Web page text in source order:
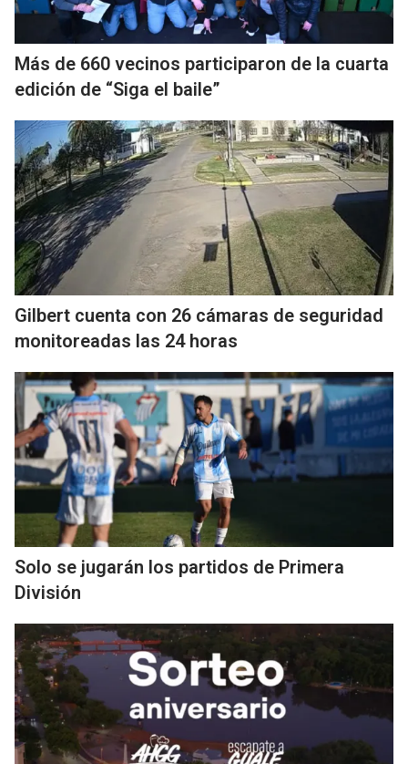
Más de 660 vecinos participaron de la cuarta
edición de “Siga el baile”
Gilbert cuenta con 26 cámaras de seguridad
monitoreadas las 24 horas
Solo se jugarán los partidos de Primera
División